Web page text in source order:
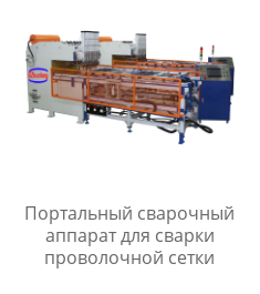
Портальный сварочный
аппарат для сварки
проволочной сетки